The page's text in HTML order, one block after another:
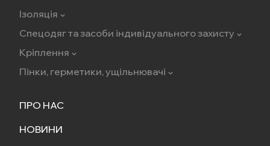
Ізоляція
Спецодяг та засоби індивідуального захисту
Кріплення
Пінки, герметики, ущільнювачі
ПРО НАС
НОВИНИ